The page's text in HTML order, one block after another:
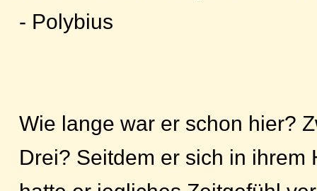
- Polybius
Wie lange war er schon hier?
Drei? Seitdem er sich in ihrem